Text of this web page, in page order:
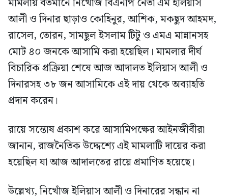
আলী ও দিনার ছাড়াও কোহিনুর, আশিক, মকছুদ আহমদ,
রাসেল, তোরন, সামছুল ইসলাম টিটু ও এমএ মান্নানসহ
মোট ৪০ জনকে আসামি করা হয়েছিল। মামলার দীর্ঘ
বিচারিক প্রক্রিয়া শেষে আজ আদালত ইলিয়াস আলী ও
দিনারসহ ৩৮ জন আসামিকে এই দায় থেকে অব্যাহতি
প্রদান করেন।
রায়ে সন্তোষ প্রকাশ করে আসামিপক্ষের আইনজীবীরা
জানান, রাজনৈতিক উদ্দেশ্যে এই মামলাটি দায়ের করা
হয়েছিল যা আজ আদালতের রায়ে প্রমাণিত হয়েছে।
উল্লেখ্য, নিখোঁজ ইলিয়াস আলী ও দিনারের সন্ধান না